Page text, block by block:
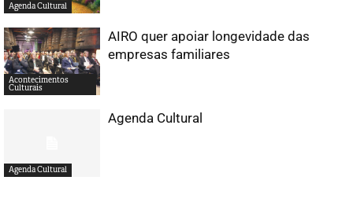
Agenda Cultural
Acontecimentos
Culturais
AIRO quer apoiar longevidade das
empresas familiares
Agenda Cultural
Agenda Cultural